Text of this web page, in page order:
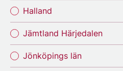
Halland
Jämtland Härjedalen
Jönköpings län